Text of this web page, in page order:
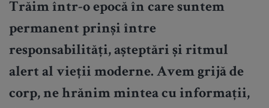
Trăim într-o epocă în care suntem
permanent prinși între
responsabilități, așteptări și ritmul
alert al vieții moderne. Avem grijă de
corp, ne hrănim mintea cu informații,